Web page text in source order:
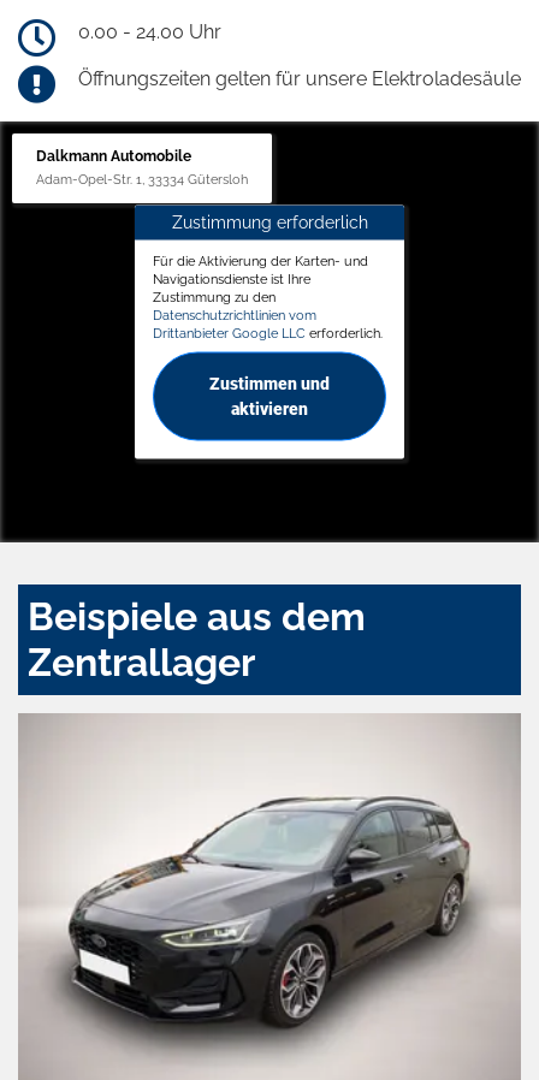
0.00 - 24.00 Uhr
Öffnungszeiten gelten für unsere Elektroladesäule
Dalkmann Automobile
Adam-Opel-Str. 1, 33334 Gütersloh
Zustimmung erforderlich
Für die Aktivierung der Karten- und
Navigationsdienste ist Ihre
Zustimmung zu den
Datenschutzrichtlinien vom
Drittanbieter Google LLC erforderlich.
Zustimmen und
aktivieren
Beispiele aus dem
Zentrallager